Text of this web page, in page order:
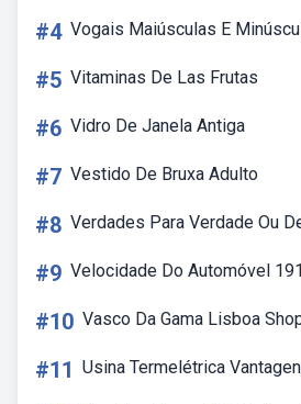
#4 Vogais Maiúsculas E
#5 Vitaminas De Las Frutas
#6 Vidro De Janela Antiga
#7 Vestido De Bruxa Adulto
#8 Verdades Para Verdade Ou
#9 Velocidade Do Automóvel
#10 Vasco Da Gama Lisboa
#11 Usina Termelétrica